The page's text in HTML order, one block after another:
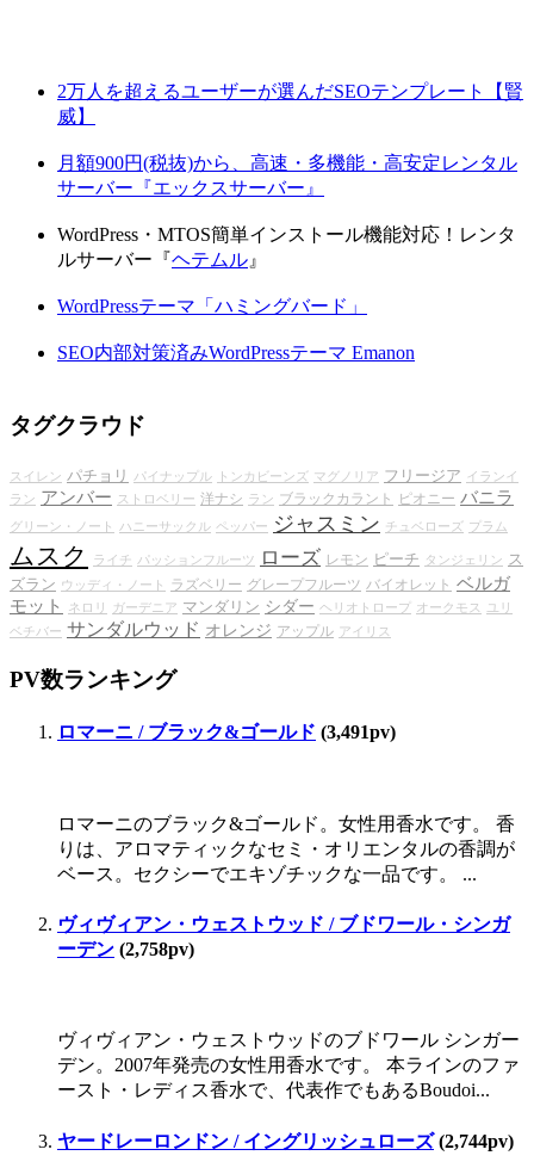
2万人を超えるユーザーが選んだSEOテンプレート【賢
威】
月額900円(税抜)から、高速・多機能・高安定レンタル
サーバー『エックスサーバー』
WordPress・MTOS簡単インストール機能対応！レンタ
ルサーバー『ヘテムル 』
WordPressテーマ「ハミングバード」
SEO内部対策済みWordPressテーマ Emanon
タグクラウド
スイレン パチョリ パイナップル トンカビーンズ マグノリア フリージア
イランイ
ラン アンバー ストロベリー 洋ナシ ラン ブラックカラント ピオニー バニラ
グリーン・ノート ハニーサックル ペッパー ジャスミン チュベローズ プラム
ムスク ライチ パッションフルーツ ローズ レモン ピーチ タンジェリン
ス
ズラン ウッディ・ノート ラズベリー グレープフルーツ バイオレット ベルガ
モット
ネロリ ガーデニア マンダリン シダー ヘリオトロープ オークモス
ユリ
ベチバー サンダルウッド オレンジ アップル アイリス
PV数ランキング
ロマーニ / ブラック&ゴールド (3,491pv)
ロマーニのブラック&ゴールド。女性用香水です。 香
りは、アロマティックなセミ・オリエンタルの香調が
ベース。セクシーでエキゾチックな一品です。 ...
ヴィヴィアン・ウェストウッド / ブドワール・シンガ
ーデン (2,758pv)
ヴィヴィアン・ウェストウッドのブドワール シンガー
デン。2007年発売の女性用香水です。 本ラインのファ
ースト・レディス香水で、代表作でもあるBoudoi...
ヤードレーロンドン / イングリッシュローズ(2,744pv)